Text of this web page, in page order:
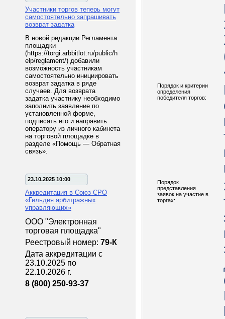
Участники торгов теперь могут
самостоятельно запрашивать
возврат задатка
В новой редакции Регламента
площадки
(https://torgi.arbbitlot.ru/public/h
elp/reglament/) добавили
возможность участникам
самостоятельно инициировать
возврат задатка в ряде
случаев. Для возврата
задатка участнику необходимо
заполнить заявление по
установленной форме,
подписать его и направить
оператору из личного кабинета
на торговой площадке в
разделе «Помощь — Обратная
связь».
23.10.2025 10:00
Аккредитация в Союз СРО
«Гильдия арбитражных
управляющих»
ООО "Электронная
торговая площадка"
Реестровый номер: 79-К
Дата аккредитации с
23.10.2025 по
22.10.2026 г.
8 (800) 250-93-37
Порядок и критерии
определения
победителя торгов:
Порядок
представления
заявок на участие в
торгах: